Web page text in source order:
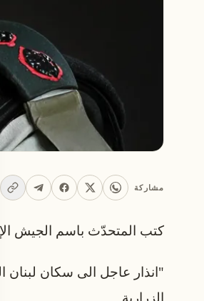
مشاركة
كتب المتحدّث باسم الجيش
"انذار عاجل الى سكان لبنان
الزرارية